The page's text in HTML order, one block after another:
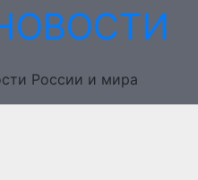
России и мира